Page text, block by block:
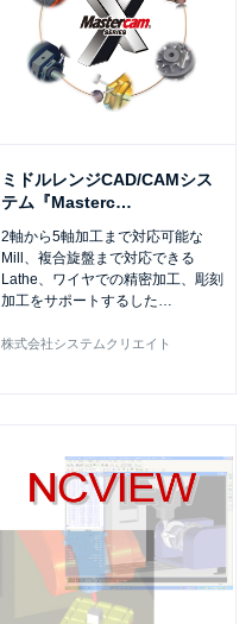
ミドルレンジCAD/CAMシス
テム『Masterc…
2軸から5軸加工まで対応可能な
Mill、複合旋盤まで対応できる
Lathe、ワイヤでの精密加工、彫刻
加工をサポートするした…
株式会社システムクリエイト